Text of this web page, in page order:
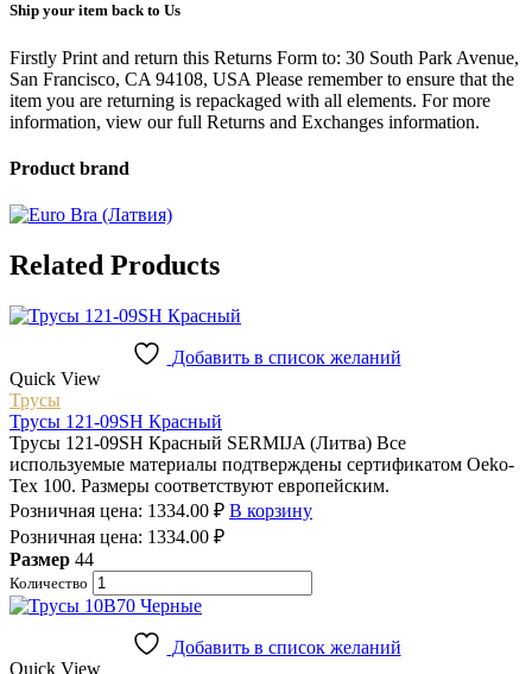
Ship your item back to Us
Firstly Print and return this Returns Form to: 30 South Park Avenue,
San Francisco, CA 94108, USA Please remember to ensure that the
item you are returning is repackaged with all elements. For more
information, view our full Returns and Exchanges information.
Product brand
Related Products
Добавить в список желаний
Quick View
Трусы
Трусы 121-09SH Красный
Трусы 121-09SH Красный SERMIJA (Литва) Все
используемые материалы подтверждены сертификатом Oeko-
Tex 100. Размеры соответствуют европейским.
Розничная цена: 1334.00 ₽ В корзину
Розничная цена: 1334.00 ₽
Размер 44
Количество
Добавить в список желаний
Quick View